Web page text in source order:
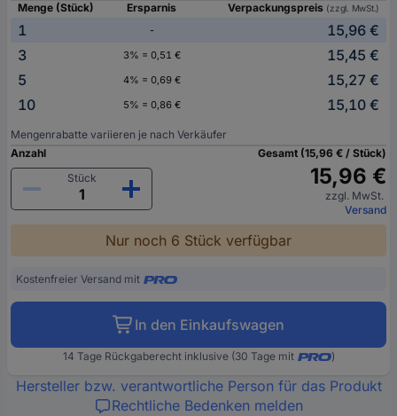
Menge (Stück)
Ersparnis Verpackungspreis (zzgl. MwSt.)
1 -
15,96 €
3
3% = 0,51 €
15,45 €
5
4% = 0,69 €
15,27 €
10
5% = 0,86 € 15,10 €
Mengenrabatte variieren je nach Verkäufer
Anzahl
Stück
Gesamt (15,96 € / Stück)
15,96 €
zzgl. MwSt.
Versand
Nur noch 6 Stück verfügbar
Kostenfreier Versand mit
In den Einkaufswagen
14 Tage Rückgaberecht inklusive (30 Tage mit )
Hersteller bzw. verantwortliche Person für das Produkt
Rechtliche Bedenken melden